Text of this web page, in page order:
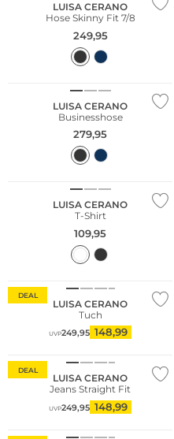
LUISA CERANO
Hose Skinny Fit 7/8
249,95
LUISA CERANO
Businesshose
279,95
LUISA CERANO
T-Shirt
109,95
DEAL
LUISA CERANO
Tuch
UVP249,95 148,99
DEAL
LUISA CERANO
Jeans Straight Fit
UVP249,95 148,99